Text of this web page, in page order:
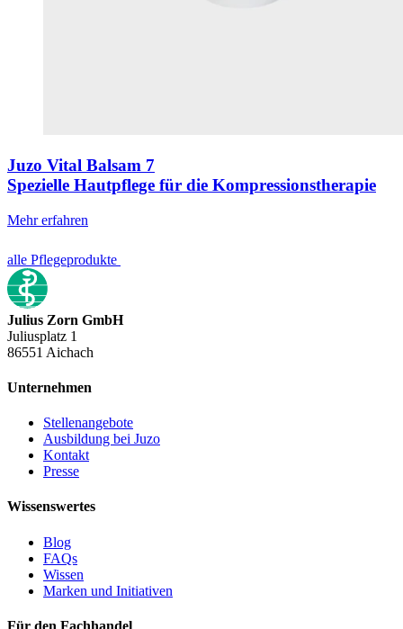
Juzo Vital Balsam 7
Spezielle Hautpflege für die Kompressionstherapie
Mehr erfahren
alle Pflegeprodukte
Julius Zorn GmbH
Juliusplatz 1
86551 Aichach
Unternehmen
Stellenangebote
Ausbildung bei Juzo
Kontakt
Presse
Wissenswertes
Blog
FAQs
Wissen
Marken und Initiativen
Für den Fachhandel